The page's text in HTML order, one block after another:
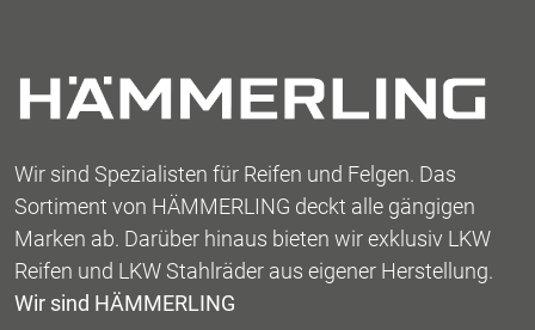
Wir sind Spezialisten für Reifen und Felgen. Das
Sortiment von HÄMMERLING deckt alle gängigen
Marken ab. Darüber hinaus bieten wir exklusiv LKW
Reifen und LKW Stahlräder aus eigener Herstellung.
Wir sind HÄMMERLING